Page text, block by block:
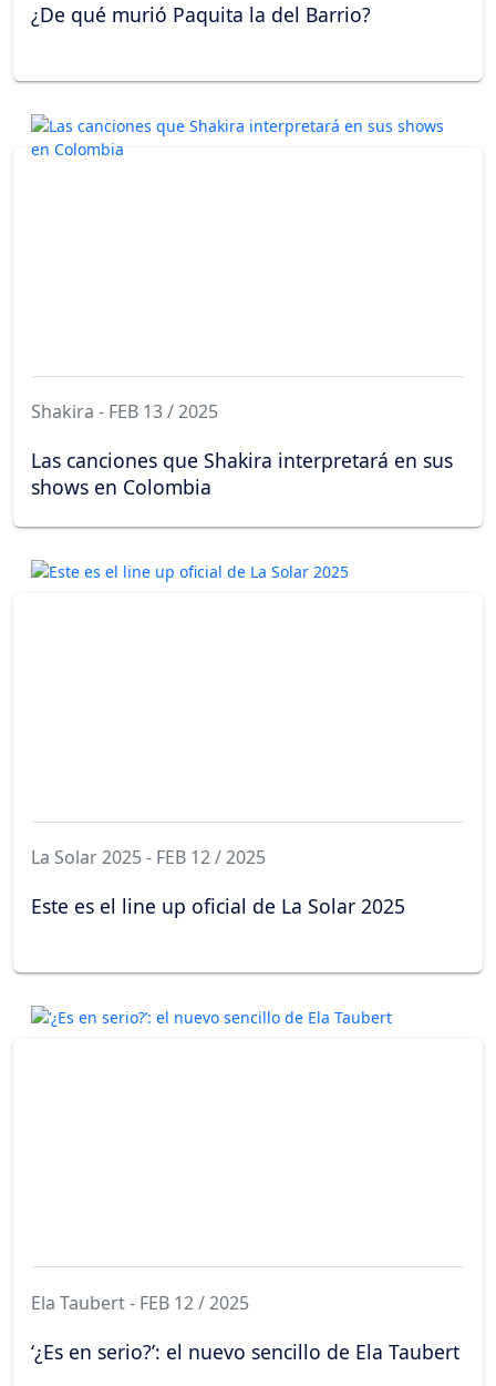
¿De qué murió Paquita la del Barrio?
Shakira - FEB 13 / 2025
Las canciones que Shakira interpretará en sus
shows en Colombia
La Solar 2025 - FEB 12 / 2025
Este es el line up oficial de La Solar 2025
Ela Taubert - FEB 12 / 2025
‘¿Es en serio?’: el nuevo sencillo de Ela Taubert